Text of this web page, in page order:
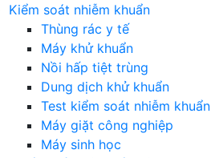
Kiểm soát nhiễm khuẩn
Thùng rác y tế
Máy khử khuẩn
Nồi hấp tiệt trùng
Dung dịch khử khuẩn
Test kiểm soát nhiễm khuẩn
Máy giặt công nghiệp
Máy sinh học